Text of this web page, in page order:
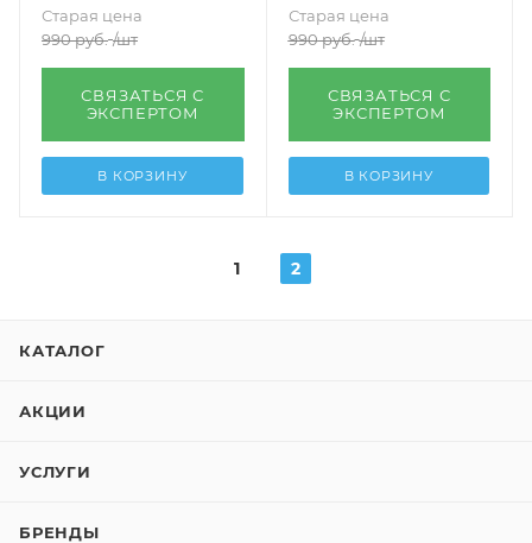
Старая цена
990руб. /шт
СВЯЗАТЬСЯ С
ЭКСПЕРТОМ
В КОРЗИНУ
Старая цена
990руб. /шт
СВЯЗАТЬСЯ С
ЭКСПЕРТОМ
В КОРЗИНУ
1 2
КАТАЛОГ
АКЦИИ
УСЛУГИ
БРЕНДЫ